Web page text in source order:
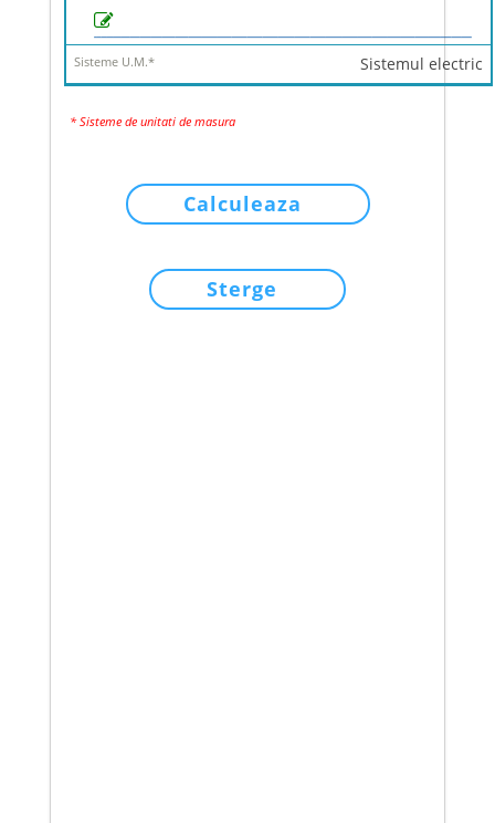
* Sisteme de unitati de masura
Sistemul electric
Calculeaza
Sterge